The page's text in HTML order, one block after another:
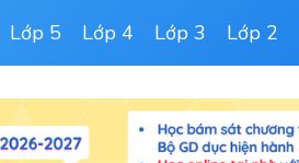
Lớp 5 Lớp 4 Lớp 3 Lớp 2